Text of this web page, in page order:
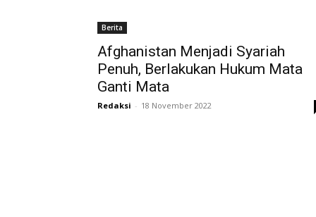
Berita
Afghanistan Menjadi Syariah
Penuh, Berlakukan Hukum Mata
Ganti Mata
Redaksi - 18 November 2022